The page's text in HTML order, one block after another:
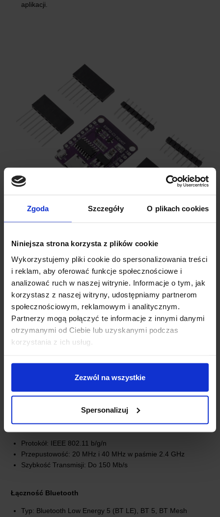
Zgoda Szczegóły O plikach cookies
Niniejsza strona korzysta z plików cookie
Wykorzystujemy pliki cookie do spersonalizowania treści
i reklam, aby oferować funkcje społecznościowe i
analizować ruch w naszej witrynie. Informacje o tym, jak
korzystasz z naszej witryny, udostępniamy partnerom
społecznościowym, reklamowym i analitycznym.
Partnerzy mogą połączyć te informacje z innymi danymi
otrzymanymi od Ciebie lub uzyskanymi podczas
korzystania z ich usług.
Zezwól na wszystkie
Spersonalizuj
aplikacji.
DANE TECHNICZNE ESP32-C3 MINI
Moduł główny: ESP32-C3-MINI-1
Układ: ESP32-C3FN4
Procesor: 32-bitowy RISC-V, pojedynczy rdzeń, do 160 MHz
Pamięć SRAM: 400 KB (16 KB pamięci podręcznej)
Pamięć ROM: 384 KB
RTC SRAM: 8KB
Interfejsy Cyfrowe: 22 x GPIO, 3 × SPI, 2 × UART, 1 × I2C, 1 ×
Łączność Wi-Fi
Protokół: IEEE 802.11 b/g/n
Przepustowość: 20 MHz i 40 MHz w paśmie 2.4 GHz
Szybkość Transmisji: Do 150 Mb/s
Łączność Bluetooth
Typ: Bluetooth Low Energy 5 (BT LE), BT 5, BT Mesh